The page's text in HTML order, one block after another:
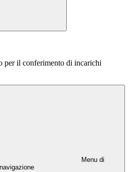
per il conferimento di incarichi
Menu di
navigazione